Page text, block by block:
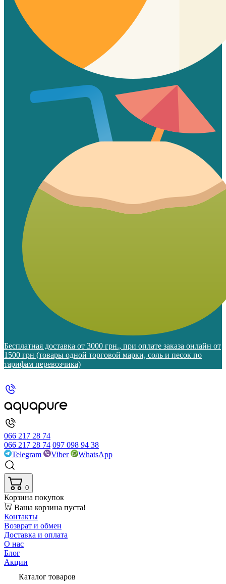
Бесплатная доставка от 3000 грн., при оплате заказа онлайн от
1500 грн (товары одной торговой марки, соль и песок по
тарифам перевозчика)
066 217 28 74
066 217 28 74 097 098 94 38
Telegram
Viber WhatsApp
0
Корзина покупок
Ваша корзина пуста!
Контакты
Возврат и обмен
Доставка и оплата
О нас
Блог
Акции
Каталог товаров